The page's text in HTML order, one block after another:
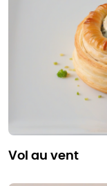
vol au vent